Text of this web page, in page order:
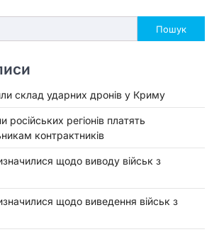
Пошук
склад ударних дронів у Криму
російських регіонів платять
контрактників
щодо виводу військ з
щодо виведення військ з